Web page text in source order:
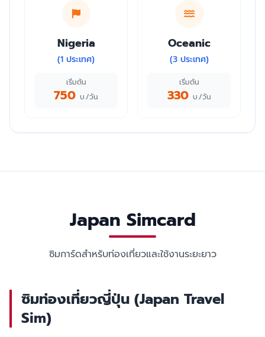
Nigeria
(1 ประเทศ)
เริ่มต้น
750 บ./วัน
Oceanic
(3 ประเทศ)
เริ่มต้น
330 บ./วัน
Japan Simcard
ซิมการ์ดสำหรับท่องเที่ยวและใช้งานระยะยาว
ซิมท่องเที่ยวญี่ปุ่น (Japan Travel
Sim)